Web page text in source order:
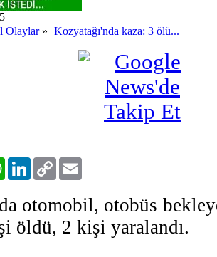
Olaylar» Kozyatağı'nda kaza: 3 ölü...
WhatsAppLinkedIn
Copy
Link
otomobil, otobüs
öldü, 2 kişi yaralandı.